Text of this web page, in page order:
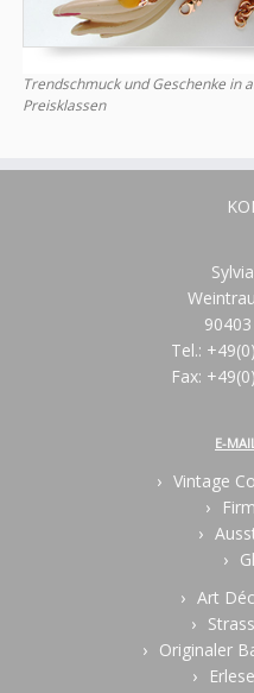
Trendschmuck und Geschenke in
Preisklassen
Tel.:
Fax:
E-
Vintage
Art
Originaler